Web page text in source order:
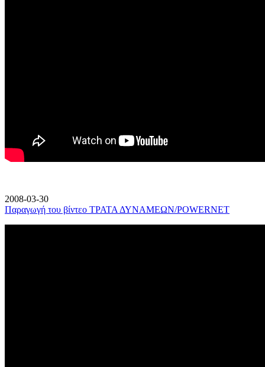
2008-03-30
Παραγωγή του βίντεο ΤΡΑΤΑ ΔΥΝΑΜΕΩΝ/POWERNET